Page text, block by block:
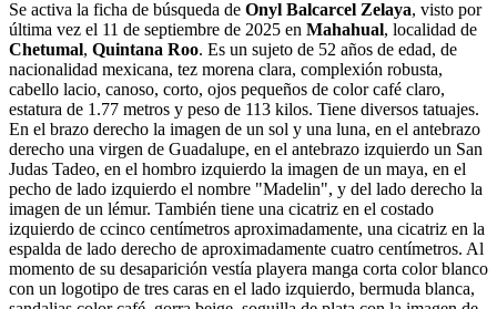
Se activa la ficha de búsqueda de Onyl Balcarcel Zelaya, visto por
última vez el 11 de septiembre de 2025 en Mahahual, localidad de
Chetumal, Quintana Roo. Es un sujeto de 52 años de edad, de
nacionalidad mexicana, tez morena clara, complexión robusta,
cabello lacio, canoso, corto, ojos pequeños de color café claro,
estatura de 1.77 metros y peso de 113 kilos. Tiene diversos tatuajes.
En el brazo derecho la imagen de un sol y una luna, en el antebrazo
derecho una virgen de Guadalupe, en el antebrazo izquierdo un San
Judas Tadeo, en el hombro izquierdo la imagen de un maya, en el
pecho de lado izquierdo el nombre "Madelin", y del lado derecho la
imagen de un lémur. También tiene una cicatriz en el costado
izquierdo de ccinco centímetros aproximadamente, una cicatriz en la
espalda de lado derecho de aproximadamente cuatro centímetros. Al
momento de su desaparición vestía playera manga corta color blanco
con un logotipo de tres caras en el lado izquierdo, bermuda blanca,